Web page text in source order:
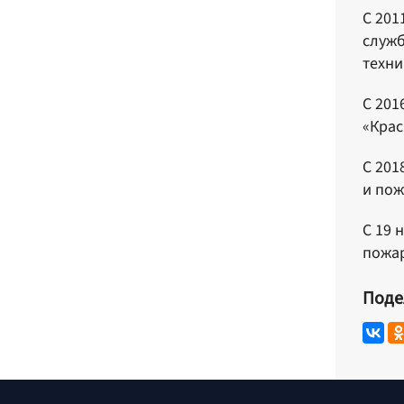
С
С
С
и
С 19